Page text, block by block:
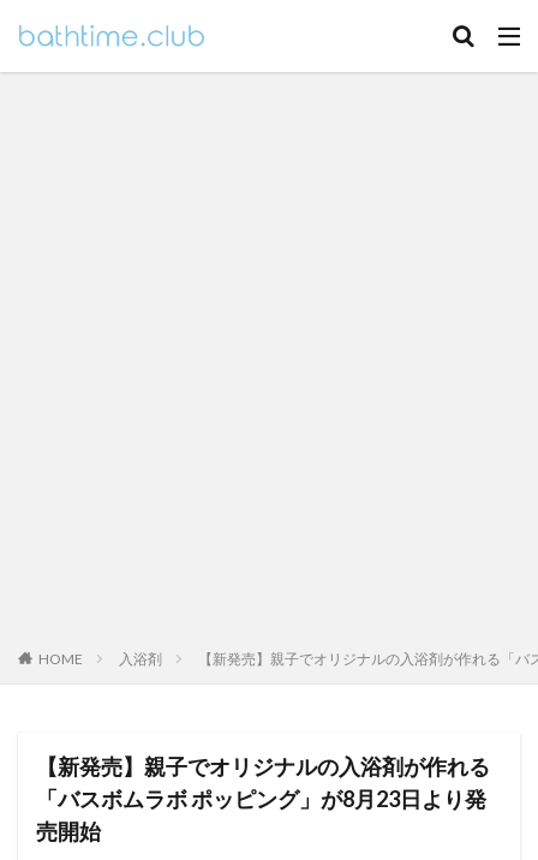
HOME 入浴剤 【新発売】親子でオリジナルの入浴剤が作れる「
【新発売】親子でオリジナルの入浴剤が作れる
「バスボムラボ ポッピング」が8月23日より発
売開始